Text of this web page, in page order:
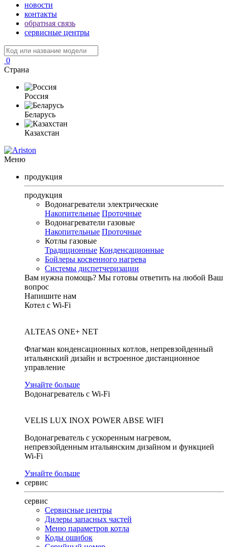
новости
контакты
обратная связь
сервисные центры
0
Страна
Россия
Беларусь
Казахстан
Меню
продукция
продукция
Водонагреватели электрические
Накопительные Проточные
Водонагреватели газовые
Накопительные Проточные
Котлы газовые
Традиционные Конденсационные
Бойлеры косвенного нагрева
Системы диспетчеризации
Вам нужна помощь? Мы готовы ответить на любой Ваш
вопрос
Напишите нам
Котел с Wi-Fi
ALTEAS ONE+ NET
Флагман конденсационных котлов, непревзойденный
итальянский дизайн и встроенное дистанционное
управление
Узнайте больше
Водонагреватель с Wi-Fi
VELIS LUX INOX POWER ABSE WIFI
Водонагреватель с ускоренным нагревом,
непревзойденным итальянским дизайном и функцией
Wi-Fi
Узнайте больше
сервис
сервис
Сервисные центры
Дилеры запасных частей
Меню параметров котла
Коды ошибок